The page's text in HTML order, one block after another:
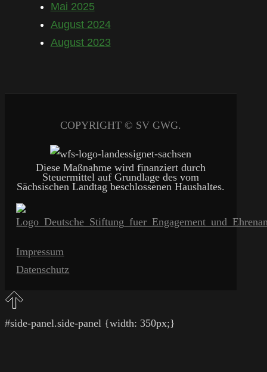
Mai 2025
August 2024
August 2023
COPYRIGHT © SV GWG.
Diese Maßnahme wird finanziert durch
Steuermittel auf Grundlage des vom
Sächsischen Landtag beschlossenen Haushaltes.
Impressum
Datenschutz
#side-panel.side-panel {width: 350px;}